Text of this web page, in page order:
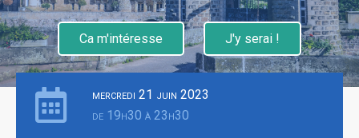
Ca m'intéresse J'y serai !
mercredi 21 juin 2023
de 19h30 à 23h30